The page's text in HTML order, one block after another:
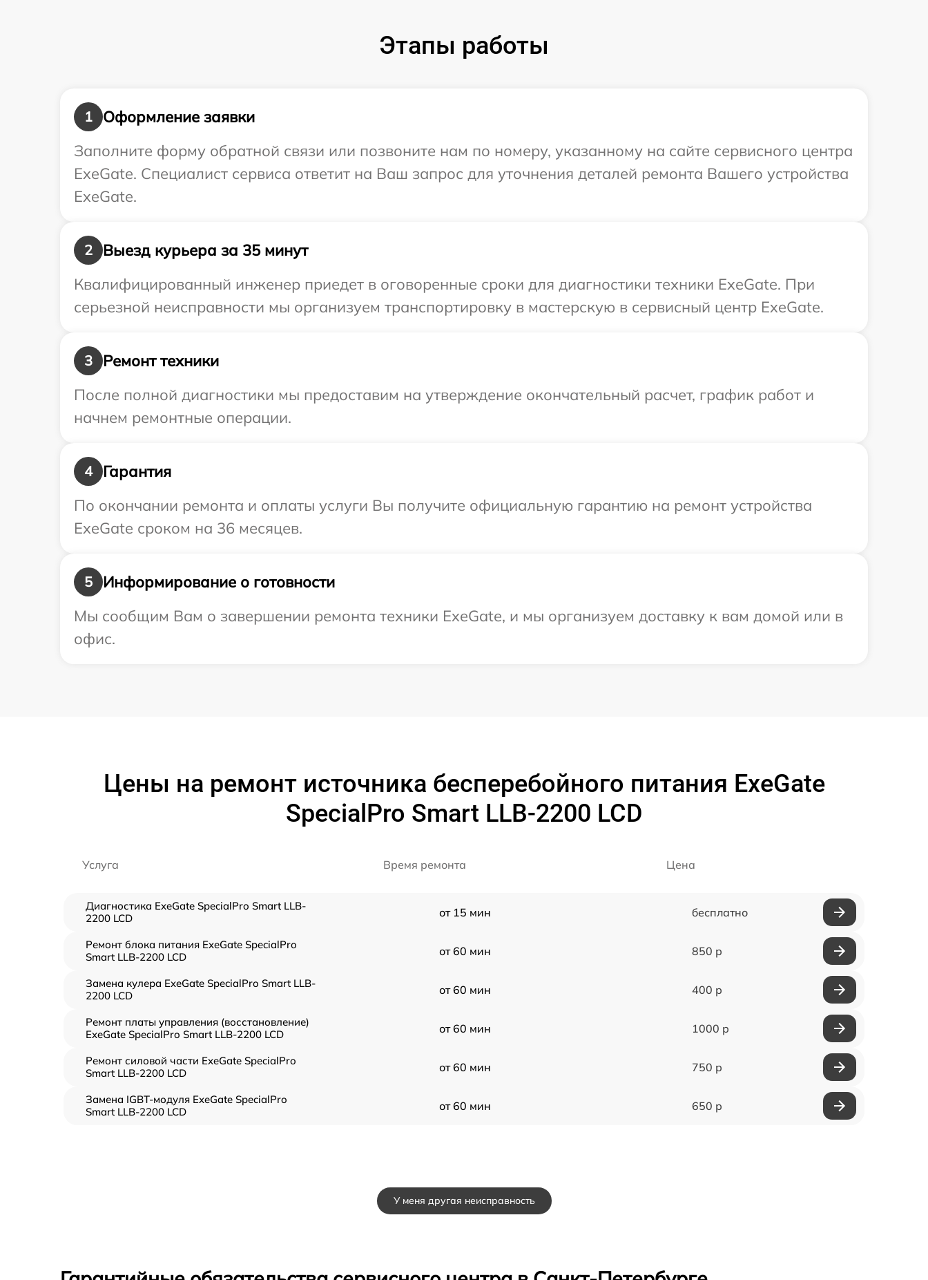
Этапы работы
1
Оформление заявки
Заполните форму обратной связи или позвоните нам по номеру, указанному на сайте сервисного центра
ExeGate. Специалист сервиса ответит на Ваш запрос для уточнения деталей ремонта Вашего устройства
ExeGate.
2
Выезд курьера за 35 минут
Квалифицированный инженер приедет в оговоренные сроки для диагностики техники ExeGate. При
серьезной неисправности мы организуем транспортировку в мастерскую в сервисный центр ExeGate.
3
Ремонт техники
После полной диагностики мы предоставим на утверждение окончательный расчет, график работ и
начнем ремонтные операции.
4
Гарантия
По окончании ремонта и оплаты услуги Вы получите официальную гарантию на ремонт устройства
ExeGate сроком на 36 месяцев.
5
Информирование о готовности
Мы сообщим Вам о завершении ремонта техники ExeGate, и мы организуем доставку к вам домой или в
офис.
Цены на ремонт источника бесперебойного питания ExeGate
SpecialPro Smart LLB-2200 LCD
Услуга Время ремонта Цена
Диагностика ExeGate SpecialPro Smart LLB-
2200 LCD
от 15 мин бесплатно
Ремонт блока питания ExeGate SpecialPro
Smart LLB-2200 LCD
от 60 мин 850 р
Замена кулера ExeGate SpecialPro Smart LLB-
2200 LCD
от 60 мин 400 р
Ремонт платы управления (восстановление)
ExeGate SpecialPro Smart LLB-2200 LCD
от 60 мин 1000 р
Ремонт силовой части ExeGate SpecialPro
Smart LLB-2200 LCD
от 60 мин 750 р
Замена IGBT-модуля ExeGate SpecialPro
Smart LLB-2200 LCD
от 60 мин 650 р
У меня другая неисправность